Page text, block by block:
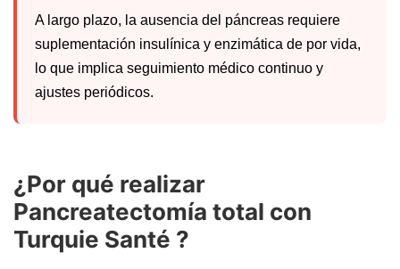
A largo plazo, la ausencia del páncreas requiere
suplementación insulínica y enzimática de por vida,
lo que implica seguimiento médico continuo y
ajustes periódicos.
¿Por qué realizar
Pancreatectomía total con
Turquie Santé ?